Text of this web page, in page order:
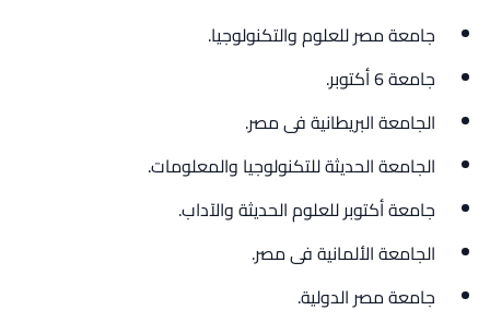
جامعة مصر للعلوم والتكنولوجيا.
جامعة 6 أكتوبر.
الجامعة البريطانية فى مصر.
الجامعة الحديثة للتكنولوجيا والمعلومات.
جامعة أكتوبر للعلوم الحديثة والآداب.
الجامعة الألمانية فى مصر.
جامعة مصر الدولية.